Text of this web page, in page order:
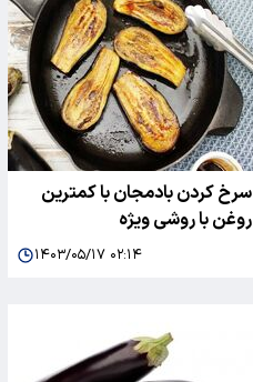
سرخ کردن بادمجان با کمترین
روغن با روشی ویژه
۱۴۰۳/۰۵/۱۷ ۰۲:۱۴